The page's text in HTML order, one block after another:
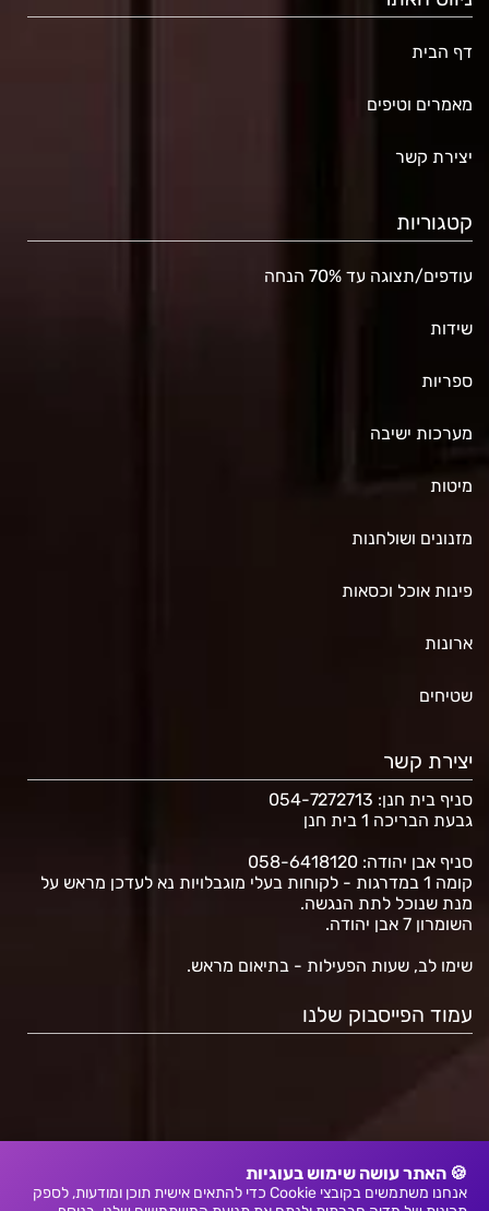
🍪 האתר עושה שימוש בעוגיות
אנחנו משתמשים בקובצי Cookie כדי להתאים אישית תוכן ומודעות, לספק
דף הבית
מאמרים וטיפים
יצירת קשר
קטגוריות
עודפים/תצוגה עד 70% הנחה
שידות
ספריות
מערכות ישיבה
מיטות
מזנונים ושולחנות
פינות אוכל וכסאות
ארונות
שטיחים
יצירת קשר
סניף בית חנן: 054-7272713
גבעת הבריכה 1 בית חנן
סניף אבן יהודה: 058-6418120
קומה 1 במדרגות - לקוחות בעלי מוגבלויות נא לעדכן מראש על
מנת שנוכל לתת הנגשה.
השומרון 7 אבן יהודה.
שימו לב, שעות הפעילות - בתיאום מראש.
עמוד הפייסבוק שלנו